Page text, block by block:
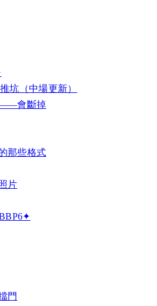
坑（中場更新）
——會斷掉
那些格式
片
門